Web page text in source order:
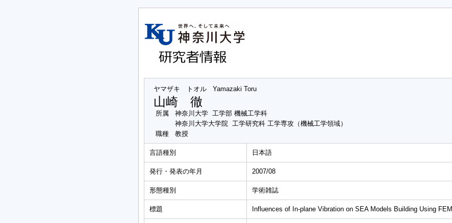
ヤマザキ トオル Yamazaki Toru
山崎 徹
所属
神奈川大学 工学部 機械工学科
神奈川大学大学院 工学研究科 工学専攻（機械工学領域）
職種
教授
言語種別 日本語
発行・発表の年月 2007/08
形態種別 学術雑誌
標題 Influences of In-plane Vibration on SEA Models Building Using FEM